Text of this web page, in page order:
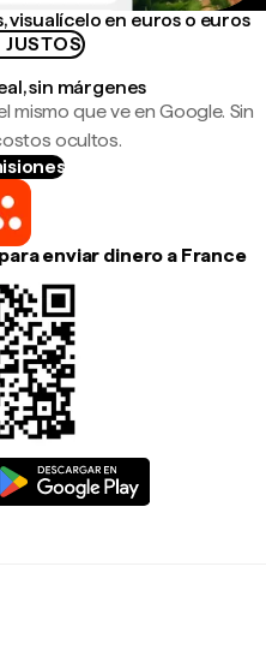
visualícelo en euros o euros
JUSTOS
sin márgenes
mismo que ve en Google. Sin
ocultos.
enviar dinero a France